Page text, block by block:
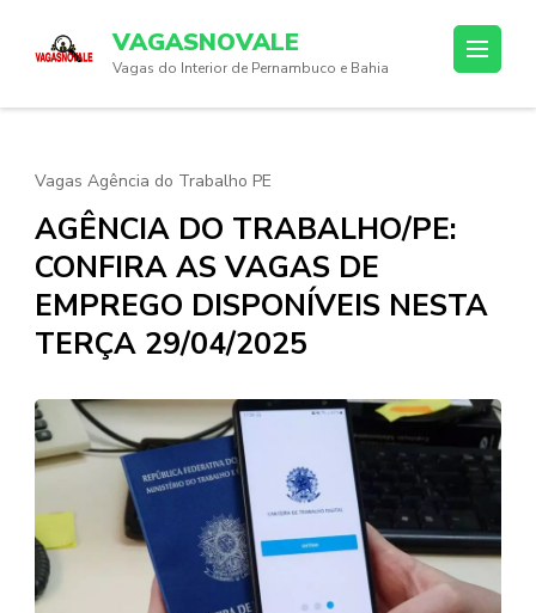
(Press
VAGASNOVALE
Vagas do Interior de Pernambuco e Bahia
Vagas Agência do Trabalho PE
AGÊNCIA DO TRABALHO/PE:
CONFIRA AS VAGAS DE
EMPREGO DISPONÍVEIS NESTA
TERÇA 29/04/2025